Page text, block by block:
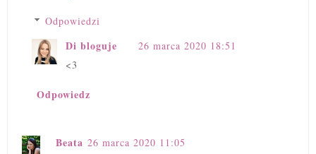
Odpowiedzi
Di bloguje
26 marca 2020 18:51
<3
Odpowiedz
Beata 26 marca 2020 11:05